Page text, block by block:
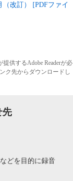
改訂） [PDFファイ
供するAdobe Readerが必
ク先からダウンロードし
先
どを目的に録音